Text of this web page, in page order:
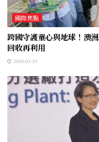
國際焦點
跨國守護童心與地球！澳
回收再利用
2026-03-19